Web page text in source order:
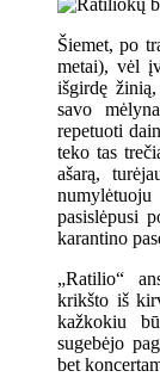
Šiemet, po
metai), vėl
išgirdę
savo
repetuoti
teko tas
ašarą,
pasislėpusi
karantino
„Ratilio“
krikšto iš
kažkokiu
sugebėjo
bet